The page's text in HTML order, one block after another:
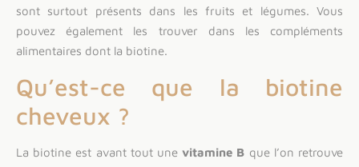
sont surtout présents dans les fruits et légumes. Vous
pouvez également les trouver dans les compléments
alimentaires dont la biotine.
Qu’est-ce que la biotine
cheveux ?
La biotine est avant tout unevitamine B que l’on retrouve